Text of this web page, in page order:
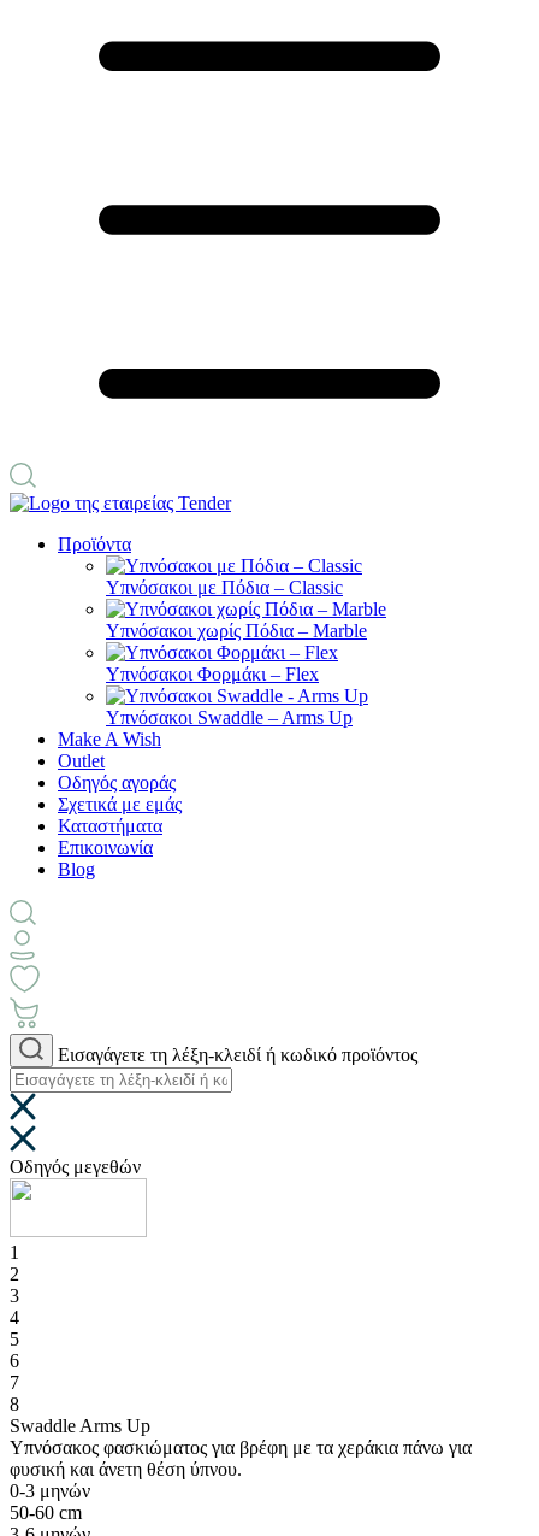
Προϊόντα
Υπνόσακοι με Πόδια – Classic
Υπνόσακοι χωρίς Πόδια – Marble
Υπνόσακοι Φορμάκι – Flex
Υπνόσακοι Swaddle – Arms Up
Make A Wish
Outlet
Οδηγός αγοράς
Σχετικά με εμάς
Καταστήματα
Επικοινωνία
Blog
Εισαγάγετε τη λέξη-κλειδί ή κωδικό προϊόντος
Οδηγός μεγεθών
1
2
3
4
5
6
7
8
Swaddle Arms Up
Υπνόσακος φασκιώματος για βρέφη με τα χεράκια πάνω για
φυσική και άνετη θέση ύπνου.
0-3 μηνών
50-60 cm